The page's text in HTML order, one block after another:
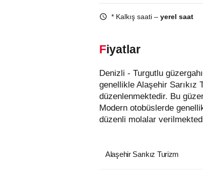
* Kalkış saati – yerel saat
Fiyatlar
Denizli - Turgutlu güzergahında hizmet veren otobüs firmaları aşağıda listelenmiştir. Bu güzergahta en uygun fiyatlı biletler
genellikle Alaşehir Sarıkız
düzenlenmektedir. Bu
Modern otobüslerde
düzenli molalar
Alaşehir Sarıkız Turizm